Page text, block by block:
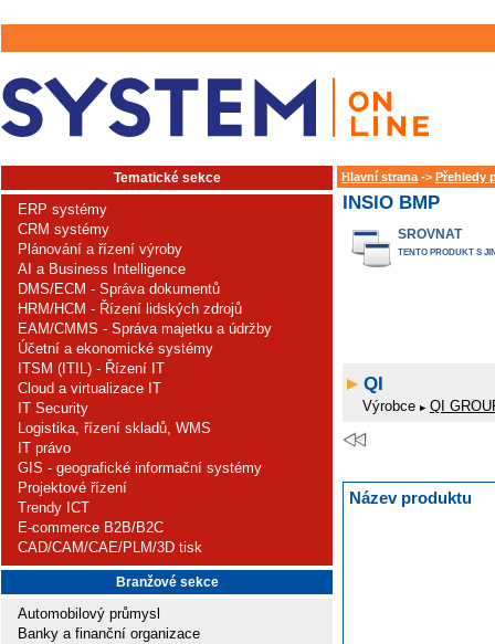
Tematické sekce
ERP systémy
CRM systémy
Plánování a řízení výroby
AI a Business Intelligence
DMS/ECM - Správa dokumentů
HRM/HCM - Řízení lidských zdrojů
EAM/CMMS - Správa majetku a údržby
Účetní a ekonomické systémy
ITSM (ITIL) - Řízení IT
Cloud a virtualizace IT
IT Security
Logistika, řízení skladů, WMS
IT právo
GIS - geografické informační systémy
Projektové řízení
Trendy ICT
E-commerce B2B/B2C
CAD/CAM/CAE/PLM/3D tisk
Branžové sekce
Automobilový průmysl
Banky a finanční organizace
Hlavní strana -> Přehledy
INSIO BMP
SROVNAT
TENTO PRODUKT S
QI
Výrobce QI
Název produktu